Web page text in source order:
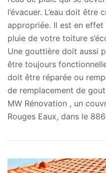
l’évacuer. L’eau doit
appropriée. Il est en effet
pluie de votre toiture
Une gouttière doit aussi
être toujours
doit être réparée ou
de remplacement de
MW Rénovation , un
Rouges Eaux, dans le